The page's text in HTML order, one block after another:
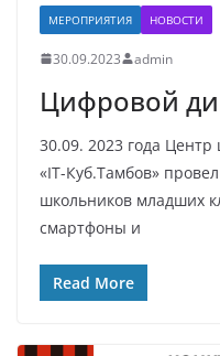
МЕРОПРИЯТИЯ НОВОСТИ
30.09.2023 admin
Цифровой
30.09. 2023 года
«IT-Куб.Тамбов»
школьников младших
смартфоны и
Read More